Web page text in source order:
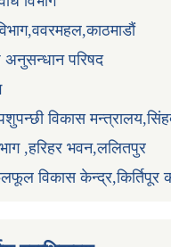
अनुसन्धान परिषद
विकास
,हरिहर भवन,ललितपुर
विकास केन्द्र,किर्तिपूर